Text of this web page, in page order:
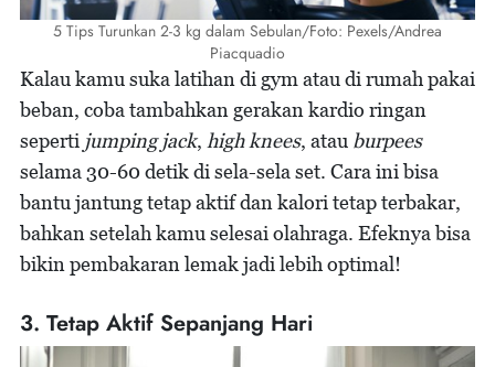
5 Tips Turunkan 2-3 kg dalam Sebulan/Foto: Pexels/Andrea
Piacquadio
Kalau kamu suka latihan di gym atau di rumah pakai
beban, coba tambahkan gerakan kardio ringan
seperti jumping jack, high knees, atau burpees
selama 30-60 detik di sela-sela set. Cara ini bisa
bantu jantung tetap aktif dan kalori tetap terbakar,
bahkan setelah kamu selesai olahraga. Efeknya bisa
bikin pembakaran lemak jadi lebih optimal!
3. Tetap Aktif Sepanjang Hari